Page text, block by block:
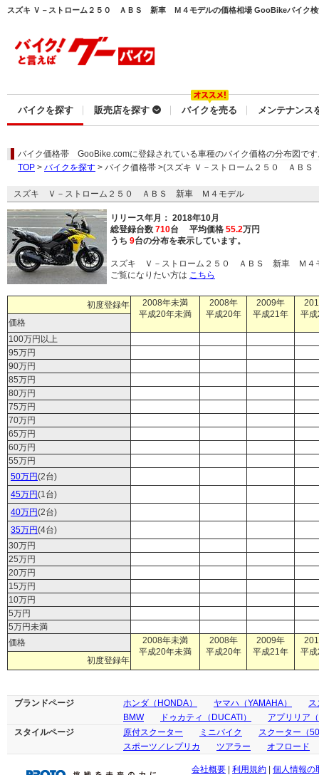
スズキ Ｖ－ストローム２５０ ＡＢＳ 新車 Ｍ４モデルの価格相場 GooBikeバイク検
バイクを探す 販売店を探す バイクを売る メンテナンス
バイク価格帯 GooBike.comに登録されている車種のバイク価格の分布図です
TOP > バイクを探す > バイク価格帯 >(スズキ Ｖ－ストローム２５０ ＡＢ
スズキ Ｖ－ストローム２５０ ＡＢＳ 新車 Ｍ４モデル
リリース年月： 2018年10月
総登録台数 710台 平均価格 55.2万円
うち 9台の分布を表示しています。
スズキ Ｖ－ストローム２５０ ＡＢＳ 新車 Ｍ４
ご覧になりたい方は こちら
初度登録年
2008年未満
平成20年未満
2008年
平成20年
2009年
平成21年
平
価格
100万円以上
95万円
90万円
85万円
80万円
75万円
70万円
65万円
60万円
55万円
50万円(2台)
45万円(1台)
40万円(2台)
35万円(4台)
30万円
25万円
20万円
15万円
10万円
5万円
5万円未満
価格
2008年未満
平成20年未満
2008年
平成20年
2009年
平成21年
平
初度登録年
ブランドページ ホンダ（HONDA） ヤマハ（YAMAHA）
ス
BMW
ドゥカティ（DUCATI）
アプリリア
スタイルページ
原付スクーター ミニバイク
スクーター（
スポーツ／レプリカ
ツアラー オフロード
会社概要 利用規約
個人情報の